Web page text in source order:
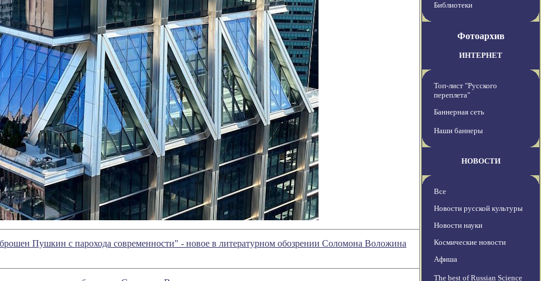
Пушкин с парохода современности" - новое в литературном обозрении Соломона Воложина
Библиотеки
Фотоархив
ИНТЕРНЕТ
Топ-лист "Русского
переплета"
Баннерная сеть
Наши баннеры
НОВОСТИ
Все
Новости русской культуры
Новости науки
Космические новости
Афиша
The best of Russian Science